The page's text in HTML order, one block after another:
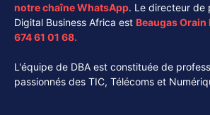
notre chaîneWhatsApp. Le directeur de
Digital Business Africa est Beaugas Orain
674 61 01 68.
L'équipe de DBA est constituée de
passionnés des TIC, Télécoms et